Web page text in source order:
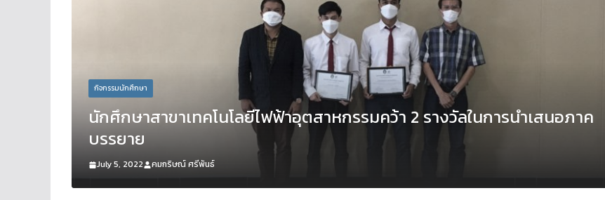
กิจกรรมนักศึกษา
นักศึกษาสาขาเทคโนโลยีไฟฟ้าอุตสาหกรรมคว้า 2 รางวัลในการนำเสนอภาค
บรรยาย
July 5, 2022 คมกริษณ์ ศรีพันธ์